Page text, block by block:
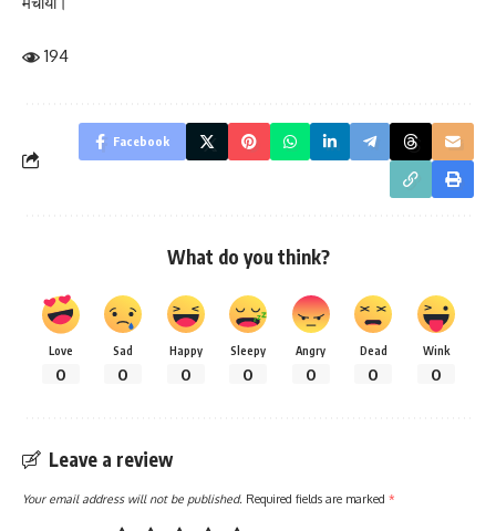
194
Facebook
What do you think?
Love
0
Sad
0
Happy
0
Sleepy
0
Angry
0
Dead
0
Wink
0
Leave a review
Your email address will not be published. Required fields are marked *